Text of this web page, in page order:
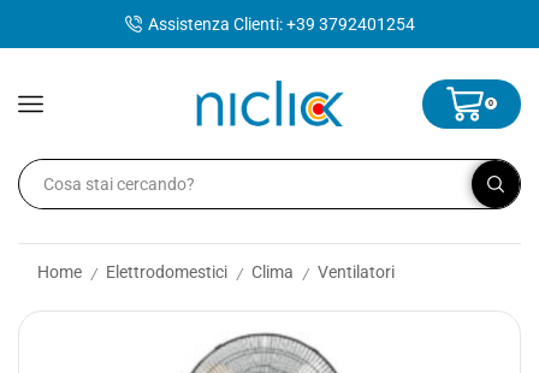
Assistenza Clienti: +39 3792401254
0
Home / Elettrodomestici / Clima / Ventilatori